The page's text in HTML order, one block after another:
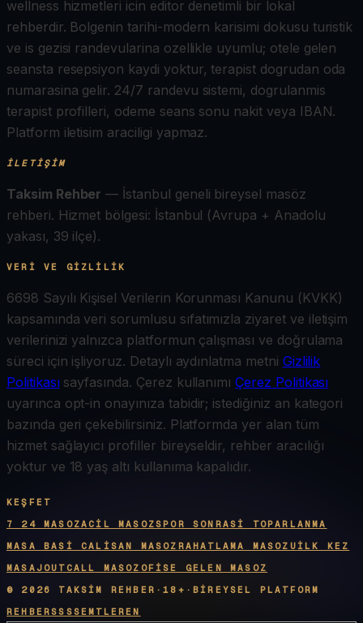
wellness hizmetleri icin editor denetimli bir lokal
rehberdir. Bolgenin tarihi-modern karisimi dokusu turistik
ve is gezisi randevularina ozellikle uyumlu; otele gelen
seansta resepsiyon kaydi yoktur, terapist dogrudan oda
numarasina gelir. 24/7 randevu sistemi, dogrulanmis
terapist profilleri, odeme seans sonu nakit veya IBAN.
Platform iletisim araciligi yapmaz.
İLETIŞIM
Taksim Rehber — İstanbul geneli bireysel masöz
rehberi. Hizmet bölgesi: İstanbul (Avrupa + Anadolu
yakası, 39 ilçe).
VERI VE GIZLILIK
6698 Sayılı Kişisel Verilerin Korunması Kanunu (KVKK)
kapsamında veri sorumlusu sıfatımızla ziyaret ve iletişim
verilerinizi yalnızca platformun çalışması ve doğrulama
süreci için işliyoruz. Detaylı aydınlatma metni Gizlilik
Politikası sayfasında. Çerez kullanımı Çerez Politikası
uyarınca opt-in onayınıza tabidir; istediğiniz an kategori
bazında geri çekebilirsiniz. Platformda yer alan tüm
hizmet sağlayıcı profiller bireyseldir, rehber aracılığı
yoktur ve 18 yaş altı kullanıma kapalıdır.
KEŞFET
7 24 MASOZACIL MASOZSPOR SONRASI TOPARLANMA
MASA BASI CALISAN MASOZ RAHATLAMA MASOZUİLK KEZ
MASAJOUTCALL MASOZ OFISE GELEN MASOZ
© 2026 TAKSIM REHBER ·18+ ·BIREYSEL PLATFORM
REHBERSSSSEMTLEREN